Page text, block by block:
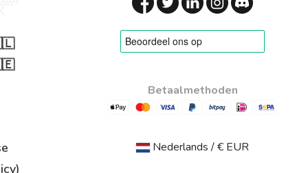
Betaalmethoden
Nederlands / € EUR